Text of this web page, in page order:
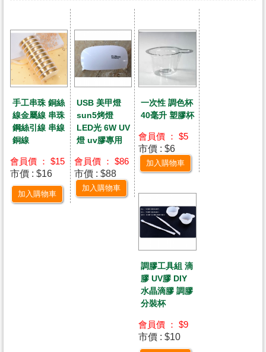
手工串珠 銅絲
線金屬線 串珠
鋼絲引線 串線
銅線
會員價 ： $15
市價 : $16
加入購物車
USB 美甲燈
sun5烤燈
LED光 6W UV
燈 uv膠專用
會員價 ： $86
市價 : $88
加入購物車
一次性 調色杯
40毫升 塑膠杯
會員價 ： $5
市價 : $6
加入購物車
調膠工具組 滴
膠 UV膠 DIY
水晶滴膠 調膠
分裝杯
會員價 ： $9
市價 : $10